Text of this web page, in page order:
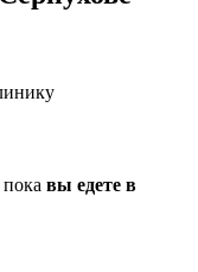
вы едете в